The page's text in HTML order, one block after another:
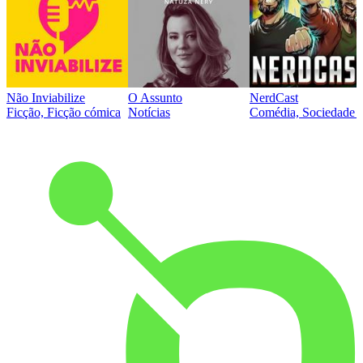
Não Inviabilize
Ficção, Ficção cómica
O Assunto
Notícias
NerdCast
Comédia, Sociedade